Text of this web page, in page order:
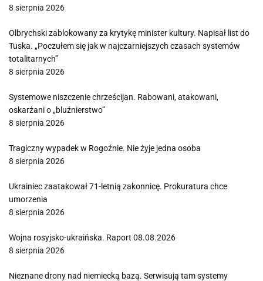
8 sierpnia 2026
Olbrychski zablokowany za krytykę minister kultury. Napisał list do
Tuska. „Poczułem się jak w najczarniejszych czasach systemów
totalitarnych”
8 sierpnia 2026
Systemowe niszczenie chrześcijan. Rabowani, atakowani,
oskarżani o „bluźnierstwo”
8 sierpnia 2026
Tragiczny wypadek w Rogoźnie. Nie żyje jedna osoba
8 sierpnia 2026
Ukrainiec zaatakował 71-letnią zakonnicę. Prokuratura chce
umorzenia
8 sierpnia 2026
Wojna rosyjsko-ukraińska. Raport 08.08.2026
8 sierpnia 2026
Nieznane drony nad niemiecką bazą. Serwisują tam systemy